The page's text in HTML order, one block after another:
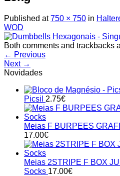
Published at750 × 750 in
WOD
Both comments and trackbacks
← Previous
Next →
Novidades
Picsil 2.75€
Meias F BURPEES
17.00€
Meias 2STRIPE F BOX
Socks 17.00€